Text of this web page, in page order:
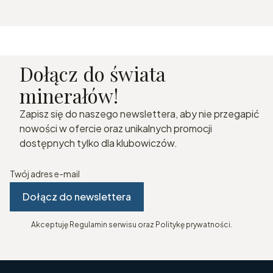
Dołącz do świata
minerałów!
Zapisz się do naszego newslettera, aby nie przegapić
nowości w ofercie oraz unikalnych promocji
dostępnych tylko dla klubowiczów.
Twój adres e-mail
Dołącz do newslettera
Akceptuję Regulamin serwisu oraz Politykę prywatności.